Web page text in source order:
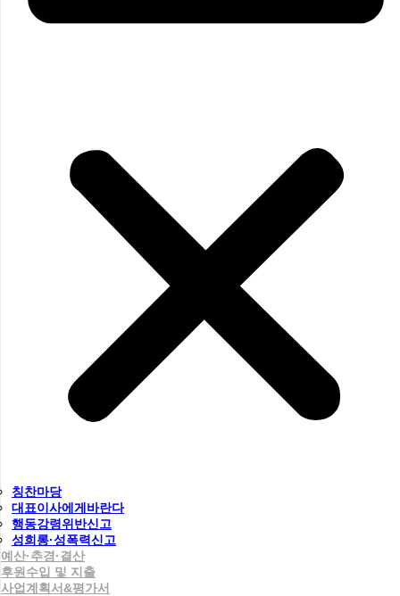
칭찬마당
대표이사에게바란다
행동강령위반신고
성희롱·성폭력신고
예산·추경·결산
후원수입 및 지출
사업계획서&평가서